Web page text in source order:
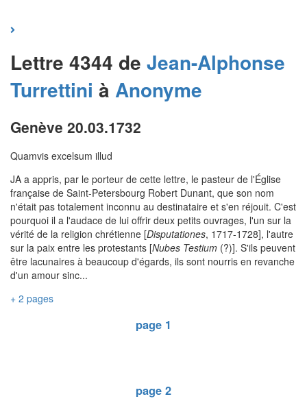
Lettre 4344 de Jean-Alphonse
Turrettini à Anonyme
Genève 20.03.1732
Quamvis excelsum illud
JA a appris, par le porteur de cette lettre, le pasteur de l'Église
française de Saint-Petersbourg Robert Dunant, que son nom
n'était pas totalement inconnu au destinataire et s'en réjouit. C'est
pourquoi il a l'audace de lui offrir deux petits ouvrages, l'un sur la
vérité de la religion chrétienne [Disputationes, 1717-1728], l'autre
sur la paix entre les protestants [Nubes Testium (?)]. S'ils peuvent
être lacunaires à beaucoup d'égards, ils sont nourris en revanche
d'un amour sinc...
+ 2 pages
page 1
page 2